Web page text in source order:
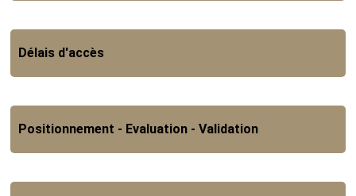
Délais d'accès
Positionnement - Evaluation - Validation